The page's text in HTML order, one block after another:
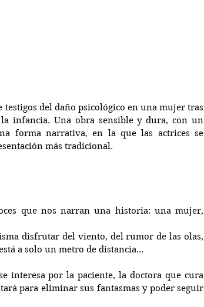
testigos del daño psicológico en una mujer tras
infancia. Una obra sensible y dura, con un
forma narrativa, en la que las actrices se
más tradicional.
que nos narran una historia: una mujer,
disfrutar del viento, del rumor de las olas,
a solo un metro de distancia...
interesa por la paciente, la doctora que cura
para eliminar sus fantasmas y poder seguir